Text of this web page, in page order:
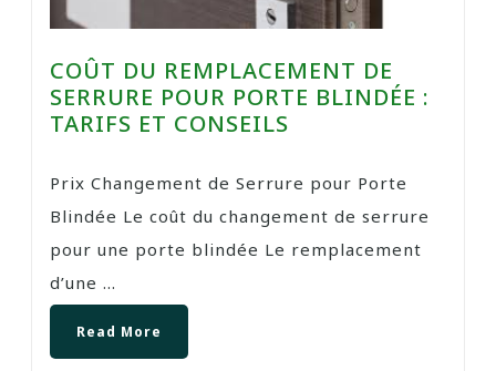
COÛT DU REMPLACEMENT DE
SERRURE POUR PORTE BLINDÉE :
TARIFS ET CONSEILS
Prix Changement de Serrure pour Porte
Blindée Le coût du changement de serrure
pour une porte blindée Le remplacement
d’une ...
Read More